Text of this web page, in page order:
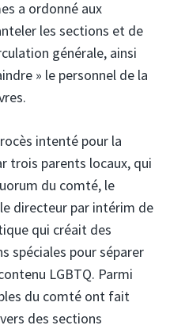
a ordonné aux
les sections et de
générale, ainsi
» le personnel de la
intenté pour la
trois parents locaux, qui
du comté, le
directeur par intérim de
qui créait des
spéciales pour séparer
LGBTQ. Parmi
du comté ont fait
des sections